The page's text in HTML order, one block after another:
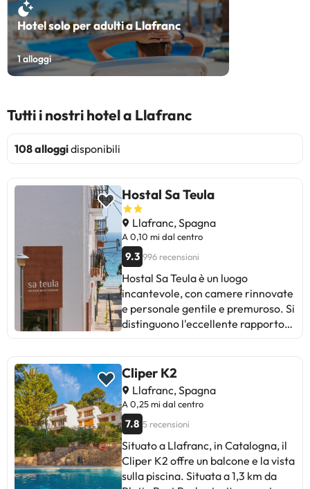
Hotel solo per adulti a Llafranc
1alloggi
Tutti i nostri hotel a Llafranc
108 alloggidisponibili
Hostal Sa Teula
Llafranc, Spagna
A 0,10 mi dal centro
9.3 996 recensioni
Hostal Sa Teula è un luogo
incantevole, con camere rinnovate
e personale gentile e premuroso. Si
distinguono l'eccellente rapporto
Alcuni ospiti menzionano difficoltà
nel parcheggiare nei fine settimana
e la mancanza di ascensore, ma in
generale, l'esperienza è positiva.
Ideale per chi cerca un'atmosfera
accogliente e un soggiorno
piacevole. Torneremo!
Cliper K2
Llafranc, Spagna
A 0,25 mi dal centro
7.8 5 recensioni
Situato a Llafranc, in Catalogna, il
Cliper K2 offre un balcone e la vista
sulla piscina. Situata a 1,3 km da